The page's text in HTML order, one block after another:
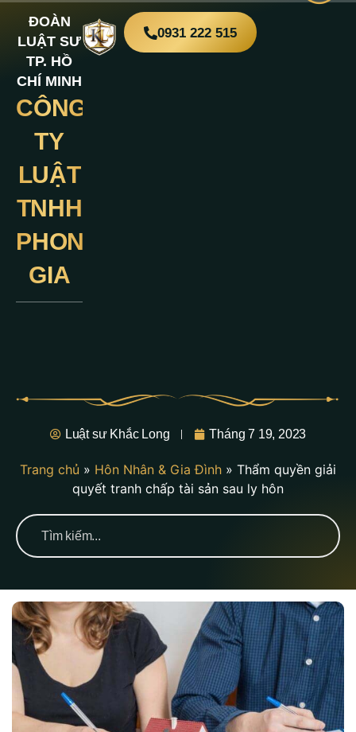
ĐOÀN
LUẬT SƯ
TP. HỒ
CHÍ MINH
CÔNG
TY
LUẬT
TNHH
PHONG
GIA
0931 222 515
Luật sư Khắc Long Tháng 7 19, 2023
Trang chủ » Hôn Nhân & Gia Đình » Thẩm quyền giải
quyết tranh chấp tài sản sau ly hôn